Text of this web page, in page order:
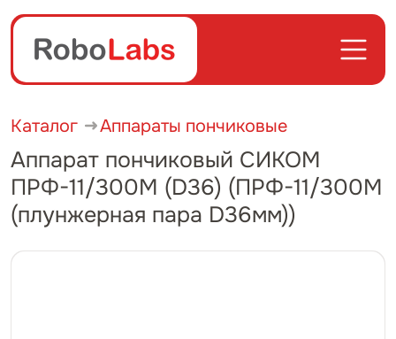
Каталог Аппараты пончиковые
Аппарат пончиковый СИКОМ
ПРФ-11/300М (D36) (ПРФ-11/300М
(плунжерная пара D36мм))